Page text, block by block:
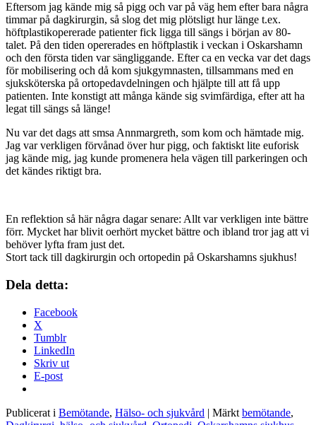
Eftersom jag kände mig så pigg och var på väg hem efter bara några
timmar på dagkirurgin, så slog det mig plötsligt hur länge t.ex.
höftplastikopererade patienter fick ligga till sängs i början av 80-
talet. På den tiden opererades en höftplastik i veckan i Oskarshamn
och den första tiden var sängliggande. Efter ca en vecka var det dags
för mobilisering och då kom sjukgymnasten, tillsammans med en
sjuksköterska på ortopedavdelningen och hjälpte till att få upp
patienten. Inte konstigt att många kände sig svimfärdiga, efter att ha
legat till sängs så länge!
Nu var det dags att smsa Annmargreth, som kom och hämtade mig.
Jag var verkligen förvånad över hur pigg, och faktiskt lite euforisk
jag kände mig, jag kunde promenera hela vägen till parkeringen och
det kändes riktigt bra.
En reflektion så här några dagar senare: Allt var verkligen inte bättre
förr. Mycket har blivit oerhört mycket bättre och ibland tror jag att vi
behöver lyfta fram just det.
Stort tack till dagkirurgin och ortopedin på Oskarshamns sjukhus!
Dela detta:
Facebook
X
Tumblr
LinkedIn
Skriv ut
E-post
Publicerat i Bemötande, Hälso- och sjukvård | Märkt bemötande,